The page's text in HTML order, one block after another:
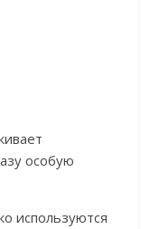
особую
используются